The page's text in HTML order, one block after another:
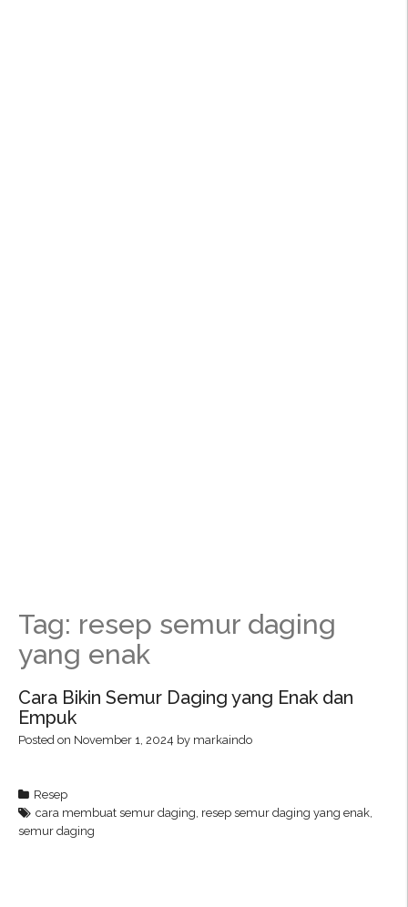
Tag: resep semur daging
yang enak
Cara Bikin Semur Daging yang Enak dan
Empuk
Posted on November 1, 2024 by markaindo
Resep
cara membuat semur daging, resep semur daging yang enak,
semur daging